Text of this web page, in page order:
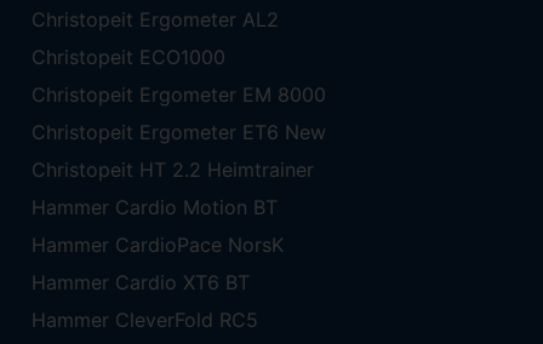
Christopeit Ergometer AL2
Christopeit ECO1000
Christopeit Ergometer EM 8000
Christopeit Ergometer ET6 New
Christopeit HT 2.2 Heimtrainer
Hammer Cardio Motion BT
Hammer CardioPace NorsK
Hammer Cardio XT6 BT
Hammer CleverFold RC5